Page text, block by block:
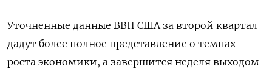
Уточненные данные ВВП США за второй квартал
дадут более полное представление о темпах
роста экономики, а завершится неделя выходом